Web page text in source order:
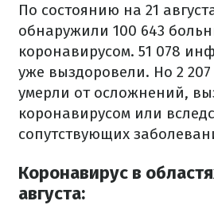
По состоянию на 21
обнаружили 100 643
коронавирусом. 51 078
уже выздоровели. Но 2
умерли от осложнений,
коронавирусом или
сопутствующих
Коронавирус в
августа: